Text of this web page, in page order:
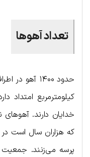
تعداد آهوها
حدود ۱۴۰۰
کیلومترمربع امتداد
خدایان دارند.
که هزاران سال است